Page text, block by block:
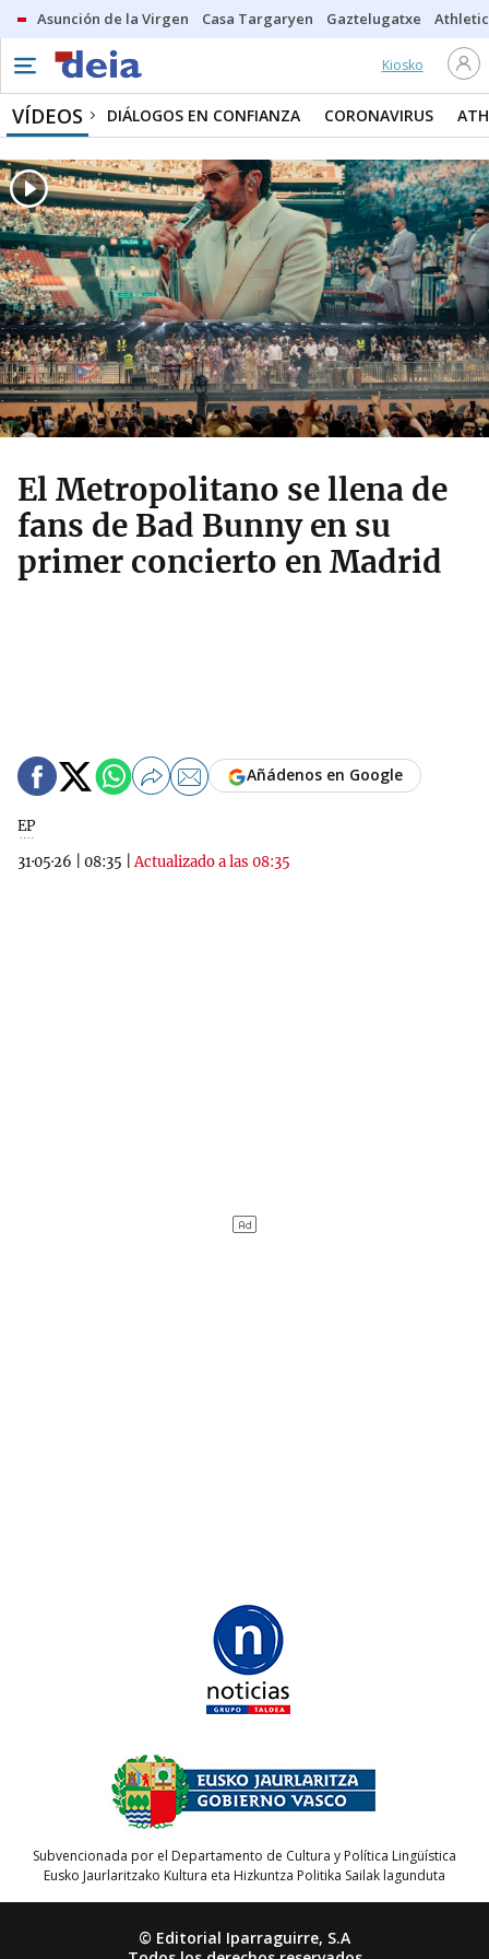
Asunción de la Virgen Casa Targaryen Gaztelugatxe Athletic
Kiosko
VÍDEOS DIÁLOGOS EN CONFIANZA CORONAVIRUS
El Metropolitano se llena de
fans de Bad Bunny en su
primer concierto en Madrid
EP
31·05·26
08:35 |Actualizado a las 08:35
Añádenos en Google
Subvencionada por el Departamento de Cultura y Política Lingüística
Eusko Jaurlaritzako Kultura eta Hizkuntza Politika Sailak lagunduta
© Editorial Iparraguirre, S.A